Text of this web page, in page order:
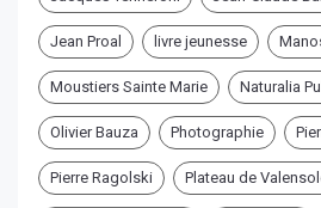
Jean Proal livre jeunesse
Moustiers Sainte Marie Naturalia
Olivier Bauza Photographie
Pierre Ragolski Plateau de